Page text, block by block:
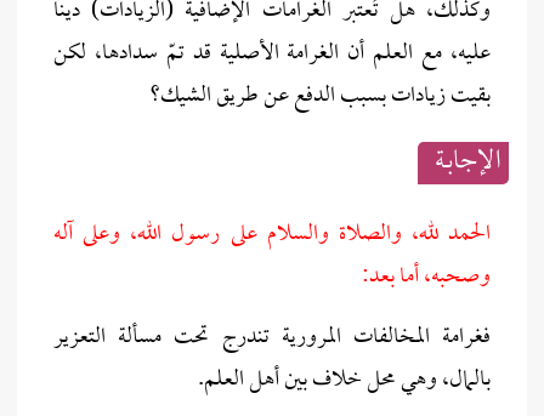
وكذلك، هل تُعتبر الغرامات الإضافية (الزيادات) دينًا
عليه، مع العلم أن الغرامة الأصلية قد تمّ سدادها، لكن
بقيت زيادات بسبب الدفع عن طريق الشيك؟
الإجابــة
الحمد لله، والصلاة والسلام على رسول الله، وعلى آله
وصحبه، أما بعد:
فغرامة المخالفات المرورية تندرج تحت مسألة التعزير
بالمال، وهي محل خلاف بين أهل العلم.